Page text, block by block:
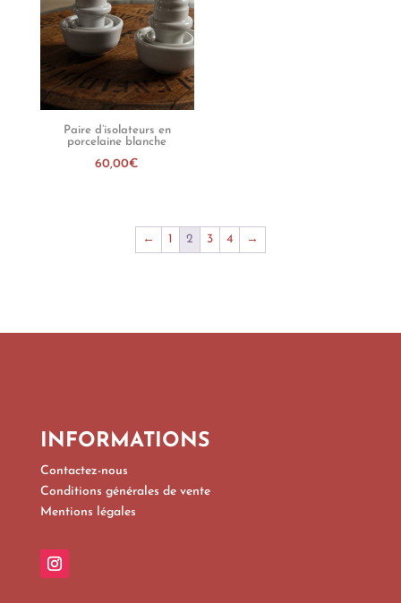
Paire d’isolateurs en
porcelaine blanche
60,00€
← 1 2 3 4 →
INFORMATIONS
Contactez-nous
Conditions générales de vente
Mentions légales